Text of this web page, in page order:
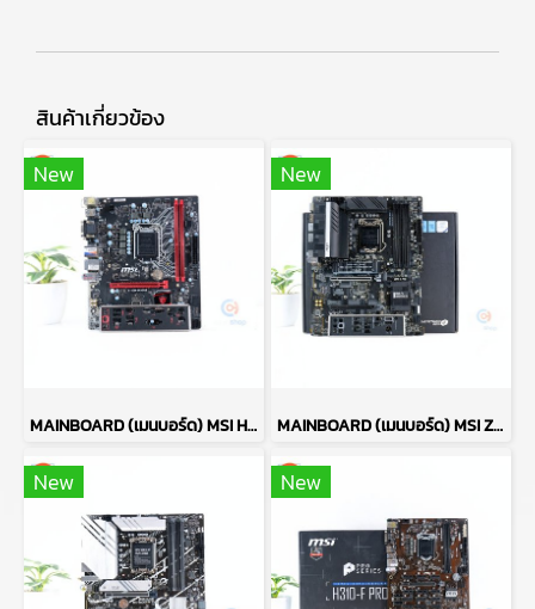
สินค้าเกี่ยวข้อง
New
MAINBOARD (เมนบอร์ด) MSI H110M GAMING P17679
New
MAINBOARD (เมนบอร์ด) MSI Z590-A PRO P15824
New New